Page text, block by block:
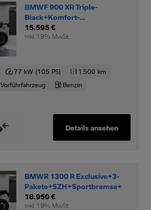
BMWF 900 XR Triple-
Black+Komfort-
Dynamikpaket+RDC+
15.595 €
inkl. 19% MwSt.
77 kW (105 PS)
1.500 km
Vorführfahrzeug
Benzin
Details ansehen
BMWR 1300 R Exclusive+3-
Pakete+SZH+Sportbremse+
18.950 €
inkl. 19% MwSt.